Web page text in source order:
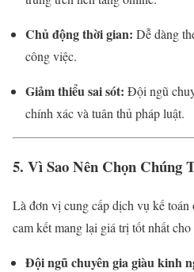
Chủ động thời gian: Dễ dàng
công việc.
Giảm thiểu sai sót: Đội ngũ
chính xác và tuân thủ pháp luật.
5. Vì Sao Nên Chọn Chúng
Là đơn vị cung cấp dịch vụ kế toán
cam kết mang lại giá trị tốt nhất
Đội ngũ chuyên gia giàu kinh